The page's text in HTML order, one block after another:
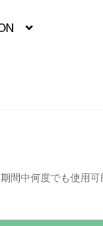
間中何度でも使用可